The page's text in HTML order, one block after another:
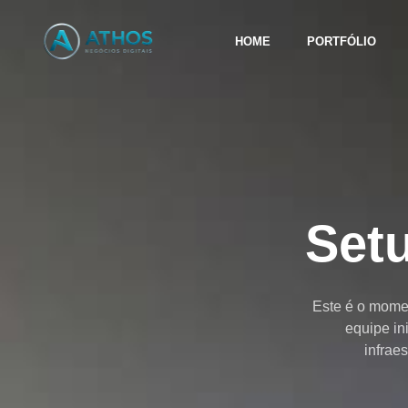
HOME PORTFÓLIO
Este é o
equipe